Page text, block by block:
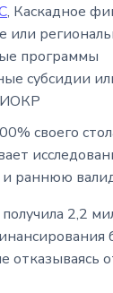
, Каскадное
или
программы
субсидии
своего
раннюю
2,2
отказываясь